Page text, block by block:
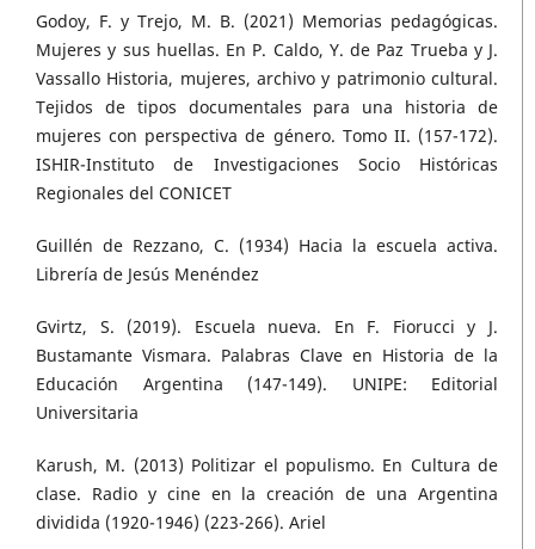
Godoy, F. y Trejo, M. B. (2021) Memorias pedagógicas.
Mujeres y sus huellas. En P. Caldo, Y. de Paz Trueba y J.
Vassallo Historia, mujeres, archivo y patrimonio cultural.
Tejidos de tipos documentales para una historia de
mujeres con perspectiva de género. Tomo II. (157-172).
ISHIR-Instituto de Investigaciones Socio Históricas
Regionales del CONICET
Guillén de Rezzano, C. (1934) Hacia la escuela activa.
Librería de Jesús Menéndez
Gvirtz, S. (2019). Escuela nueva. En F. Fiorucci y J.
Bustamante Vismara. Palabras Clave en Historia de la
Educación Argentina (147-149). UNIPE: Editorial
Universitaria
Karush, M. (2013) Politizar el populismo. En Cultura de
clase. Radio y cine en la creación de una Argentina
dividida (1920-1946) (223-266). Ariel